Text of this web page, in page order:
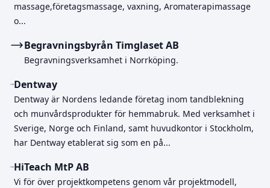
massage,företagsmassage, vaxning, Aromaterapimassage
o...
Begravningsbyrån Timglaset AB
Begravningsverksamhet i Norrköping.
Dentway
Dentway är Nordens ledande företag inom tandblekning
och munvårdsprodukter för hemmabruk. Med verksamhet i
Sverige, Norge och Finland, samt huvudkontor i Stockholm,
har Dentway etablerat sig som en på...
HiTeach MtP AB
Vi för över projektkompetens genom vår projektmodell,